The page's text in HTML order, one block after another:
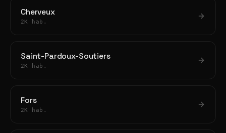
Cherveux
2K hab.
Saint-Pardoux-Soutiers
2K hab.
Fors
2K hab.